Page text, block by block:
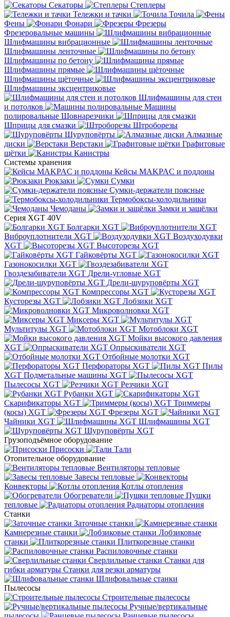
Секаторы
Степлеры
Тележки и тачки
Точила
Фены
Фонари
Фрезеры
Фрезеровальные машины
Шлифмашины вибрационные
Шлифмашины ленточные
Шлифмашины по бетону
Шлифмашины прямые
Шлифмашины щёточные
Шлифмашины эксцентриковые
Шлифмашины для стен
и потолков
Машины
полировальные Шовнарезчики
Шприцы для смазки
Штроборезы
Шуруповёрты
Алмазные
диски
Верстаки
Графитовые
щётки
Канистры
Системы хранения
Кейсы MAKPAC и поддоны
Рюкзаки
Сумки
Сумки-держатели поясные
Термобоксы-холодильники
Чемоданы
Замки и защёлки
Серия XGT 40V
Болгарки XGT
Виброуплотнители XGT
Воздуходувки
XGT
Высоторезы XGT
Гайковёрты XGT
Газонокосилки XGT
Гвоздезабиватели XGT Дрели-угловые XGT
Дрели-шуруповёрты XGT
Компрессоры XGT
Кусторезы XGT
Лобзики XGT
Микроволновки XGT
Миксеры XGT
Мультитулы XGT
Мотоблоки XGT
Мойки высокого давления
XGT
Опрыскиватели XGT
Отбойные молотки XGT
Перфораторы XGT
Пилы
XGT Подметальные машины XGT
Пылесосы XGT
Резчики XGT
Рубанки XGT
Скарификаторы XGT
Триммеры
(косы) XGT
Фрезеры XGT
Чайники XGT
Шлифмашины XGT
Шуруповёрты XGT
Грузоподъёмное оборудование
Присоски
Тали
Отопительное оборудование
Вентиляторы тепловые
Завесы тепловые
Конвекторы
Котлы отопления
Обогреватели
Пушки
тепловые
Радиаторы отопления
Станки
Заточные станки
Камнерезные станки
Лобзиковые
станки
Плиткорезные станки
Распиловочные станки
Сверлильные станки Станки для
гибки арматуры Станки для резки арматуры
Шлифовальные станки
Пылесосы
Строительные пылесосы
Ручные/вертикальные